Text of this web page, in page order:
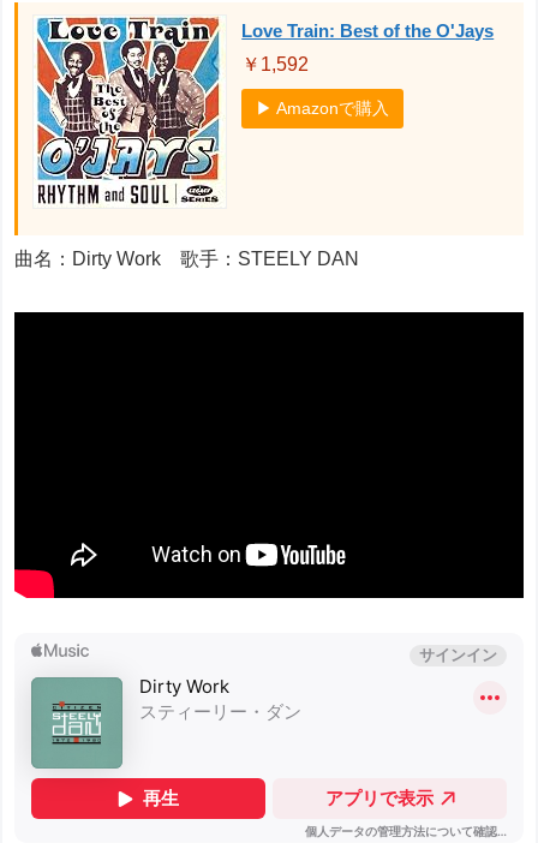
Love Train: Best of the O'Jays
￥1,592
▶ Amazonで購入
曲名：Dirty Work 歌手：STEELY DAN